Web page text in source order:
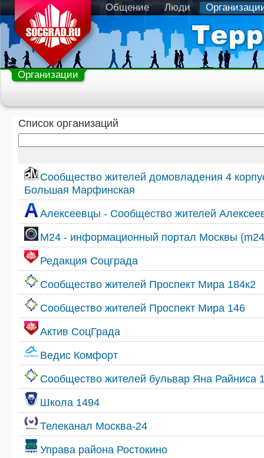
Общение Люди
Организации
Список организаций
Сообщество жителей домовладения 4
Большая Марфинская
Алексеевцы - Сообщество жителей
М24 - информационный портал Москвы
Редакция Соцграда
Сообщество жителей Проспект Мира 184к2
Сообщество жителей Проспект Мира 146
Актив СоцГрада
Ведис Комфорт
Сообщество жителей бульвар Яна Райниса
Школа 1494
Телеканал Москва-24
Управа района Ростокино